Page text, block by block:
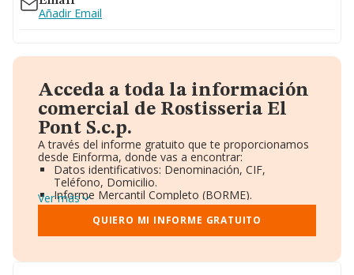
Añadir Email
Acceda a toda la información
comercial de Rostisseria El
Pont S.c.p.
A través del informe gratuito que te proporcionamos
desde Einforma, donde vas a encontrar:
Datos identificativos: Denominación, CIF,
Teléfono, Domicilio.
Informe Mercantil Completo (BORME).
Gráficos de Evolución Ventas y Empleados.
Consejo de Administración y Administradores.
Directivos y Ejecutivos.
Ver más
QUIERO MI INFORME GRATUITO